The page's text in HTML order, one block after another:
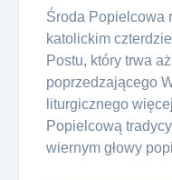
Środa Popielcowa
katolickim
Postu, który trwa
poprzedzającego
liturgicznego
Popielcową
wiernym głowy